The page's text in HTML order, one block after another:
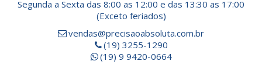
Segunda a Sexta das 8:00 as 12:00 e das 13:30 as 17:00
(Exceto feriados)
vendas@precisaoabsoluta.com.br
(19) 3255-1290
(19) 9 9420-0664